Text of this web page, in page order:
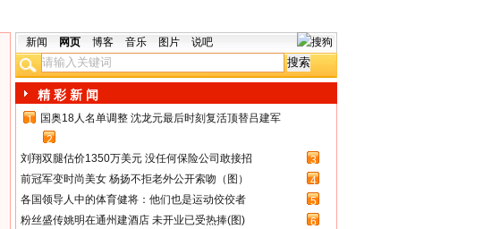
新闻 网页 博客 音乐 图片 说吧
精 彩 新 闻
1
国奥18人名单调整 沈龙元最后时刻复活顶替吕建军
2
刘翔双腿估价1350万美元 没任何保险公司敢接招
3
前冠军变时尚美女 杨扬不拒老外公开索吻（图）
4
各国领导人中的体育健将：他们也是运动佼佼者
5
粉丝盛传姚明在通州建酒店 未开业已受热捧(图)
6